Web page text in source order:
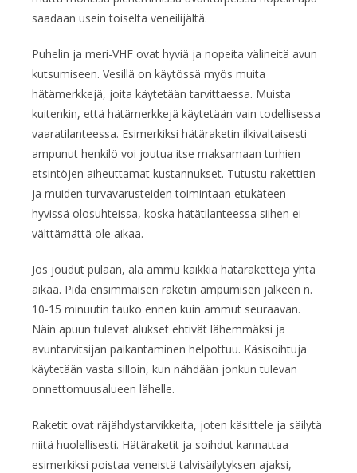
saadaan usein toiselta veneilijältä.
Puhelin ja meri-VHF ovat hyviä ja nopeita välineitä avun
kutsumiseen. Vesillä on käytössä myös muita
hätämerkkejä, joita käytetään tarvittaessa. Muista
kuitenkin, että hätämerkkejä käytetään vain todellisessa
vaaratilanteessa. Esimerkiksi hätäraketin ilkivaltaisesti
ampunut henkilö voi joutua itse maksamaan turhien
etsintöjen aiheuttamat kustannukset. Tutustu rakettien
ja muiden turvavarusteiden toimintaan etukäteen
hyvissä olosuhteissa, koska hätätilanteessa siihen ei
välttämättä ole aikaa.
Jos joudut pulaan, älä ammu kaikkia hätäraketteja yhtä
aikaa. Pidä ensimmäisen raketin ampumisen jälkeen n.
10-15 minuutin tauko ennen kuin ammut seuraavan.
Näin apuun tulevat alukset ehtivät lähemmäksi ja
avuntarvitsijan paikantaminen helpottuu. Käsisoihtuja
käytetään vasta silloin, kun nähdään jonkun tulevan
onnettomuusalueen lähelle.
Raketit ovat räjähdystarvikkeita, joten käsittele ja säilytä
niitä huolellisesti. Hätäraketit ja soihdut kannattaa
esimerkiksi poistaa veneistä talvisäilytyksen ajaksi,